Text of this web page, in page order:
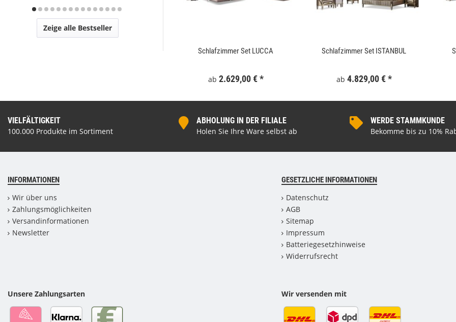
Schlafzimmer Set LUCCA
ab 2.629,00 € *
Schlafzimmer Set ISTANBUL
ab 4.829,00 € *
Zeige alle Bestseller
VIELFÄLTIGKEIT
100.000 Produkte im Sortiment
ABHOLUNG IN DER FILIALE
Holen Sie Ihre Ware selbst ab
WERDE STAMMKUNDE
Bekomme bis zu 10%
INFORMATIONEN
Wir über uns
Zahlungsmöglichkeiten
Versandinformationen
Newsletter
GESETZLICHE INFORMATIONEN
Datenschutz
AGB
Sitemap
Impressum
Batteriegesetzhinweise
Widerrufsrecht
Unsere Zahlungsarten Wir versenden mit